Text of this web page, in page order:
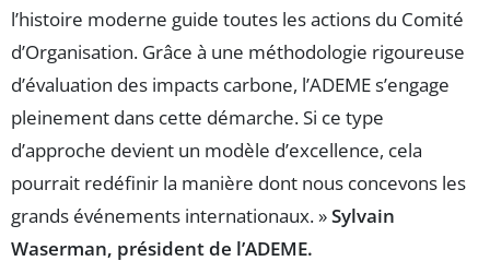
l’histoire moderne guide toutes les actions du Comité
d’Organisation. Grâce à une méthodologie rigoureuse
d’évaluation des impacts carbone, l’ADEME s’engage
pleinement dans cette démarche. Si ce type
d’approche devient un modèle d’excellence, cela
pourrait redéfinir la manière dont nous concevons les
grands événements internationaux. »Sylvain
Waserman, président de l’ADEME.